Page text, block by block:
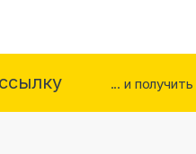
... и получить